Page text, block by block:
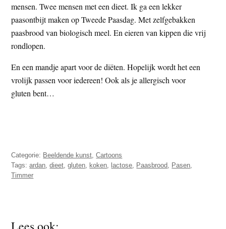
mensen. Twee mensen met een dieet. Ik ga een lekker
paasontbijt maken op Tweede Paasdag. Met zelfgebakken
paasbrood van biologisch meel. En eieren van kippen die vrij
rondlopen.
En een mandje apart voor de diëten. Hopelijk wordt het een
vrolijk passen voor iedereen! Ook als je allergisch voor
gluten bent…
Categorie: Beeldende kunst ,Cartoons
Tags:ardan ,dieet ,gluten koken lactose Paasbrood Pasen
Timmer
Lees ook: